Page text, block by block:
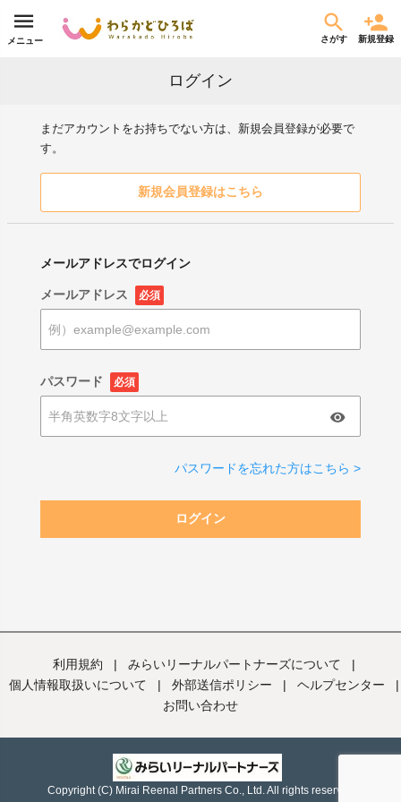
メニュー さがす 新規登録
ログイン
まだアカウントをお持ちでない方は、新規会員登録が必要で
す。
新規会員登録はこちら
メールアドレスでログイン
メールアドレス 必須
パスワード 必須
パスワードを忘れた方はこちら >
ログイン
利用規約 | みらいリーナルパートナーズについて
|
個人情報取扱いについて
| 外部送信ポリシー | ヘルプセンター
|
お問い合わせ
Copyright (C) Mirai Reenal Partners Co., Ltd. All rights reserved